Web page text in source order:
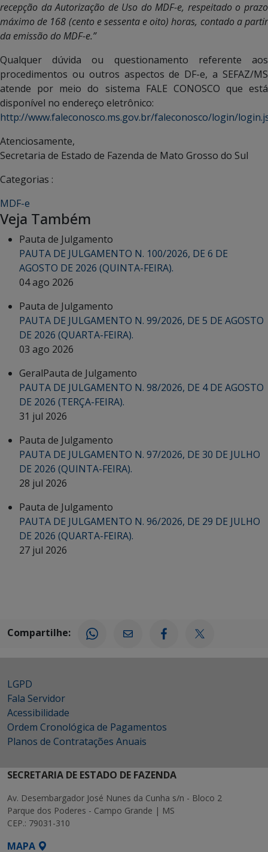
recepção da Autorização de Uso do MDF-e, respeitado o prazo
máximo de 168 (cento e sessenta e oito) horas, contado a partir
da emissão do MDF-e.”
Qualquer dúvida ou questionamento referente aos
procedimentos ou outros aspectos de DF-e, a SEFAZ/MS
atende por meio do sistema FALE CONOSCO que está
disponível no endereço eletrônico:
http://www.faleconosco.ms.gov.br/faleconosco/login/
Atenciosamente,
Secretaria de Estado de Fazenda de Mato Grosso do Sul
Categorias :
MDF-e
Veja Também
Pauta de Julgamento
PAUTA DE JULGAMENTO N. 100/2026, DE 6 DE
AGOSTO DE 2026 (QUINTA-FEIRA).
04 ago 2026
Pauta de Julgamento
PAUTA DE JULGAMENTO N. 99/2026, DE 5 DE AGOSTO
DE 2026 (QUARTA-FEIRA).
03 ago 2026
GeralPauta de Julgamento
PAUTA DE JULGAMENTO N. 98/2026, DE 4 DE AGOSTO
DE 2026 (TERÇA-FEIRA).
31 jul 2026
Pauta de Julgamento
PAUTA DE JULGAMENTO N. 97/2026, DE 30 DE JULHO
DE 2026 (QUINTA-FEIRA).
28 jul 2026
Pauta de Julgamento
PAUTA DE JULGAMENTO N. 96/2026, DE 29 DE JULHO
DE 2026 (QUARTA-FEIRA).
27 jul 2026
Compartilhe:
LGPD
Fala Servidor
Acessibilidade
Ordem Cronológica de Pagamentos
Planos de Contratações Anuais
SECRETARIA DE ESTADO DE FAZENDA
Av. Desembargador José Nunes da Cunha s/n - Bloco 2
Parque dos Poderes - Campo Grande | MS
CEP.: 79031-310
MAPA